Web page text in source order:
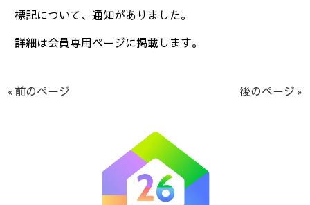
標記について、通知がありました。
詳細は会員専用ページに掲載します。
« 前のページ 後のページ »